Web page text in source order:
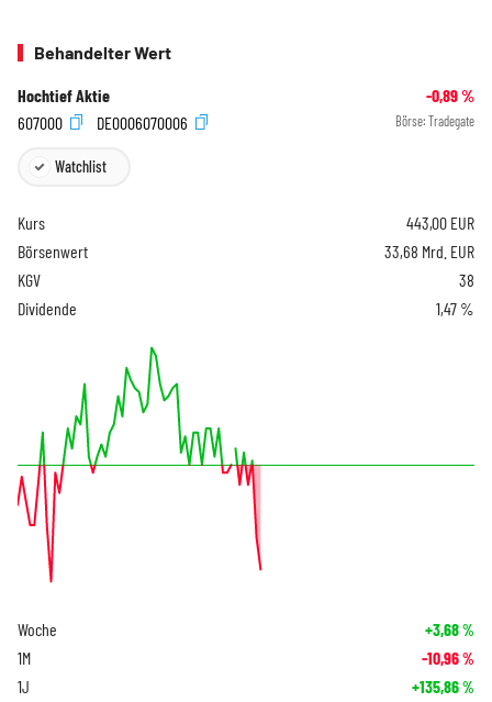
Behandelter Wert
Hochtief Aktie -0,89%
607000
DE0006070006 Börse: Tradegate
Watchlist
Kurs 443,00 EUR
Börsenwert
33,68 Mrd. EUR
KGV
38
Dividende
1,47 %
Woche +3,68%
1M -10,96%
1J +135,86%